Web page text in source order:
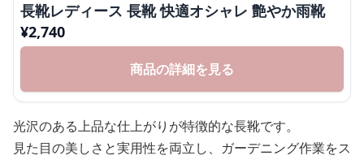
長靴レディース 長靴 快適オシャレ 艶やか雨靴
¥2,740
商品の詳細を見る
光沢のある上品な仕上がりが特徴的な長靴です。
見た目の美しさと実用性を両立し、ガーデニング作業をス